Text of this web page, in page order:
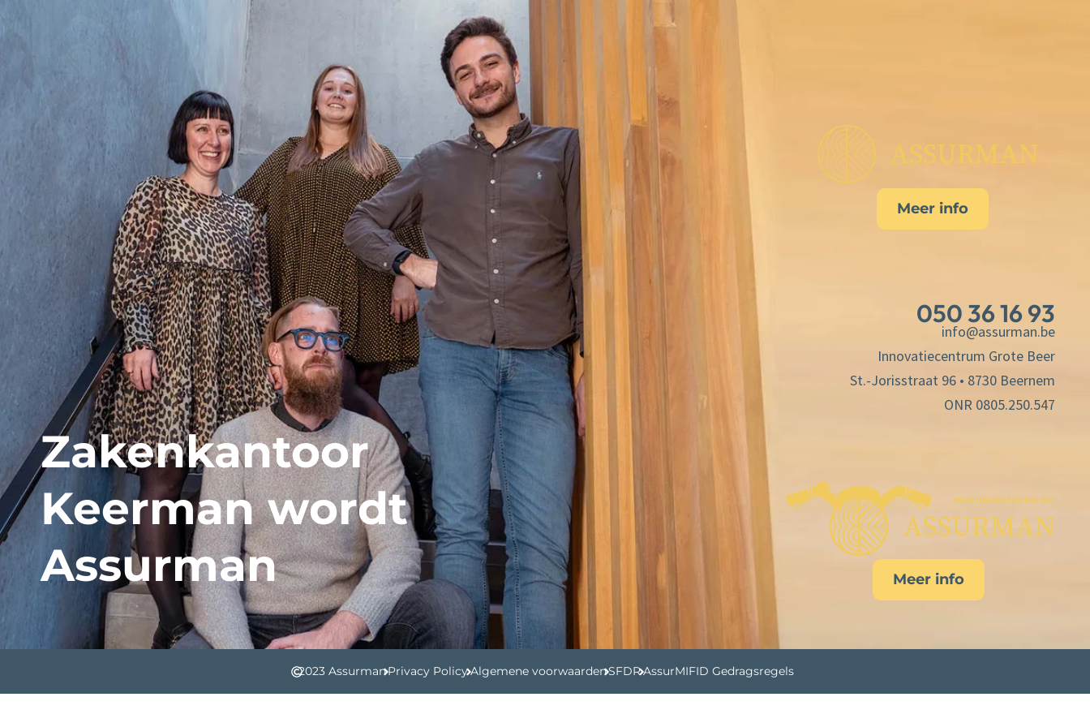
Zakenkantoor
Keerman wordt
Assurman
Meer info
050 36 16 93
info@assurman.be
Innovatiecentrum Grote Beer
St.-Jorisstraat 96 • 8730 Beernem
ONR 0805.250.547
Meer info
2023 AssurmanPrivacy PolicyAlgemene voorwaardenSFDRAssurMIFID Gedragsregels